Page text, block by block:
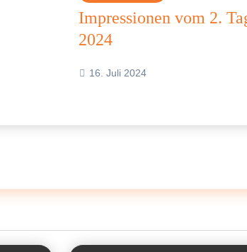
Impressionen vom 2.
2024
16. Juli 2024